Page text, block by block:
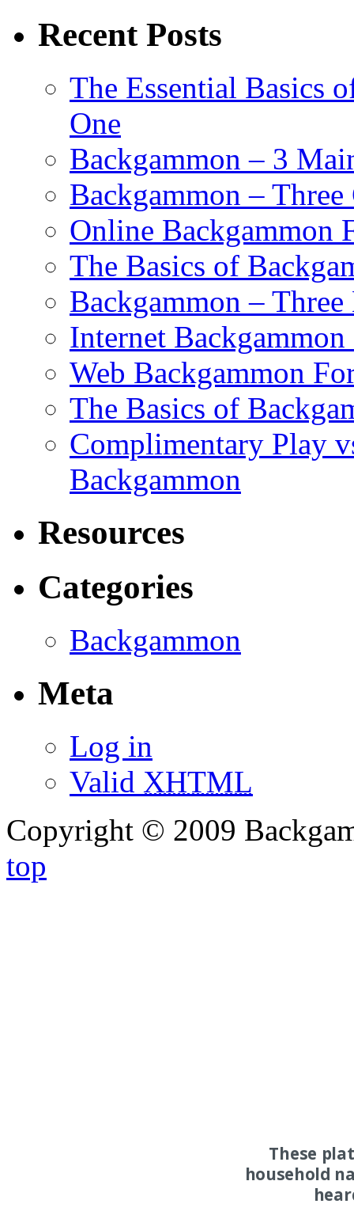
Recent Posts
The Essential Basics
One
Backgammon – 3
Backgammon – Three
Online Backgammon
The Basics of
Backgammon –
Internet
Web Backgammon
The Basics of
Complimentary Play
Backgammon
Resources
Categories
Backgammon
Meta
Log in
Valid XHTML
Copyright © 2009
top
These
household